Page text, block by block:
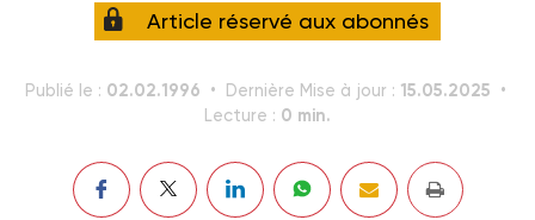
Article réservé aux abonnés
Publié le : 02.02.1996 Dernière Mise à jour : 15.05.2025
Lecture : 0 min.